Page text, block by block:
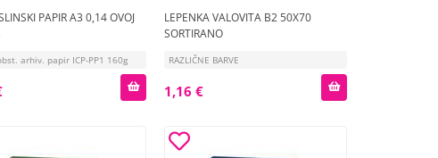
PAPIR A3 0,14 OVOJ
arhiv. papir ICP-PP1 160g
LEPENKA VALOVITA B2 50X70
SORTIRANO
RAZLIČNE BARVE
1,16 €